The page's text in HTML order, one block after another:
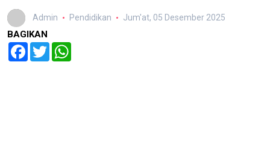
Admin Pendidikan Jum'at, 05 Desember 2025
BAGIKAN
Facebook
Twitter